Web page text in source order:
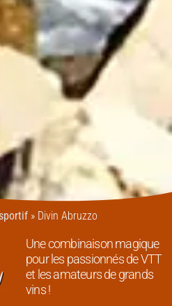
» Divin Abruzzo
Une combinaison magique
pour les passionnés de VTT
et les amateurs de grands
vins !